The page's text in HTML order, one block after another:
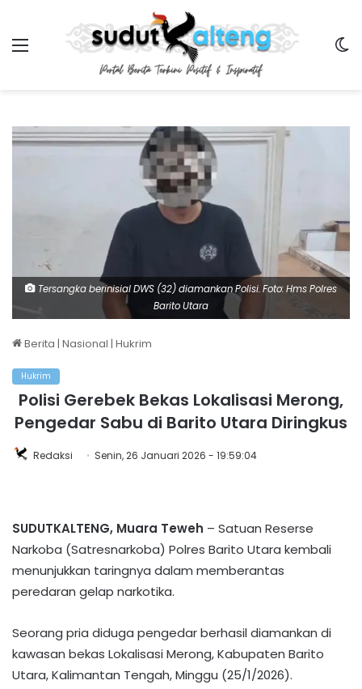
Menu
Tersangka berinisial DWS (32) diamankan Polisi. Foto: Hms Polres
Barito Utara
Berita | Nasional | Hukrim
Hukrim
Polisi Gerebek Bekas Lokalisasi Merong,
Pengedar Sabu di Barito Utara Diringkus
Redaksi Senin, 26 Januari 2026 - 19:59:04
SUDUTKALTENG, Muara Teweh – Satuan Reserse
Narkoba (Satresnarkoba) Polres Barito Utara kembali
menunjukkan taringnya dalam memberantas
peredaran gelap narkotika.
Seorang pria diduga pengedar berhasil diamankan di
kawasan bekas Lokalisasi Merong, Kabupaten Barito
Utara, Kalimantan Tengah, Minggu (25/1/2026).